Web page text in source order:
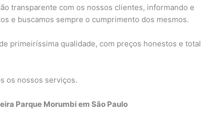
transparente com os nossos clientes, informando e
e buscamos sempre o cumprimento dos mesmos.
primeiríssima qualidade, com preços honestos e total
os nossos serviços.
Parque Morumbi em São Paulo